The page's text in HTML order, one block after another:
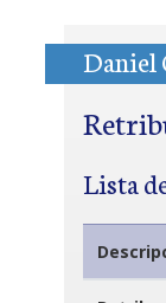
Daniel
Lista